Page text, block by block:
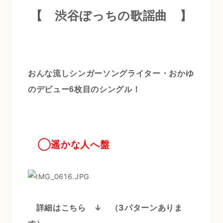
【 渋谷ぼっちの歌謡曲 】
おんな流しシンガーソングライター・おかゆ
のデビュー6枚目のシングル！
◯遥かな人へ盤
詳細はこちら ↓
（3パターンありま